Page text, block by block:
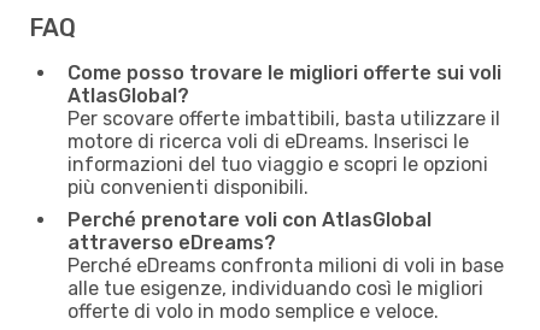
FAQ
Come posso trovare le migliori offerte sui voli
AtlasGlobal?
Per scovare offerte imbattibili, basta utilizzare il
motore di ricerca voli di eDreams. Inserisci le
informazioni del tuo viaggio e scopri le opzioni
più convenienti disponibili.
Perché prenotare voli con AtlasGlobal
attraverso eDreams?
Perché eDreams confronta milioni di voli in base
alle tue esigenze, individuando così le migliori
offerte di volo in modo semplice e veloce.